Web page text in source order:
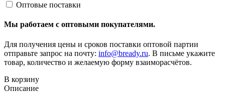
Оптовые поставки
Мы работаем с оптовыми покупателями.
Для получения цены и сроков поставки оптовой партии
отправьте запрос на почту: info@bready.ru. В письме укажите
товар, количество и желаемую форму взаиморасчётов.
В корзину
Описание